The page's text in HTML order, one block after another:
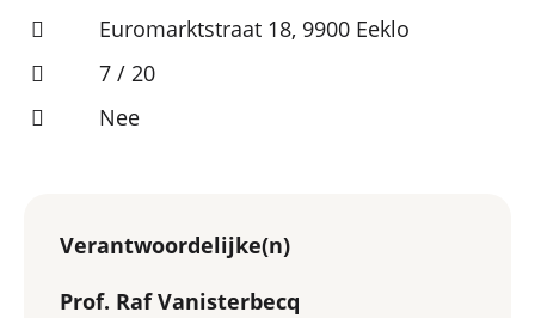
Euromarktstraat 18, 9900 Eeklo
7 / 20
Nee
Verantwoordelijke(n)
Prof. Raf Vanisterbecq